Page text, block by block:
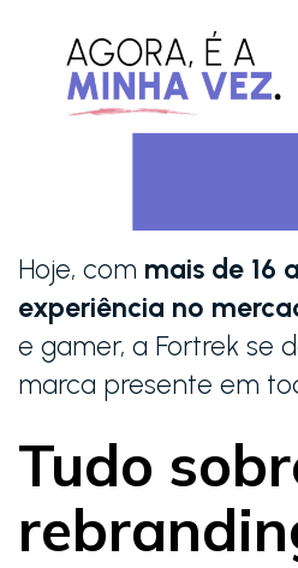
Hoje, com mais de 16
experiência no
e gamer, a Fortrek se
marca presente em
Tudo